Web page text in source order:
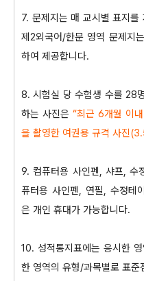
​7. 문제지는 매 교시별 표지
제2외국어/한문 영역 문제지
하여 제공합니다.
8. 시험실 당 수험생 수를 28
하는 사진은“최근 6개월 이
을 촬영한 여권용 규격 사진
9. 컴퓨터용 사인펜, 샤프, 수
퓨터용 사인펜, 연필, 수정테
은 개인 휴대가 가능합니다.
10. 성적통지표에는 응시한
한 영역의 유형/과목별로 표